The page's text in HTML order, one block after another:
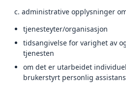
c. administrative opplysninger
tjenesteyter/organisasjon
tidsangivelse for varighet av
tjenesten
om det er utarbeidet
brukerstyrt personlig